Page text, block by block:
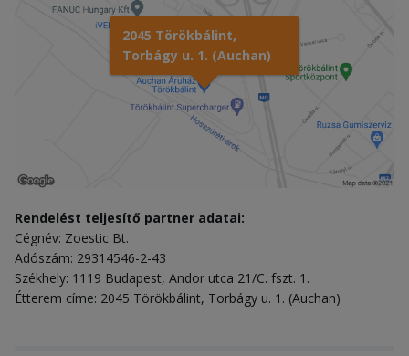
2045 Törökbálint,
Torbágy u. 1. (Auchan)
Rendelést teljesítő partner adatai:
Cégnév: Zoestic Bt.
Adószám: 29314546-2-43
Székhely: 1119 Budapest, Andor utca 21/C. fszt. 1.
Étterem címe: 2045 Törökbálint, Torbágy u. 1. (Auchan)